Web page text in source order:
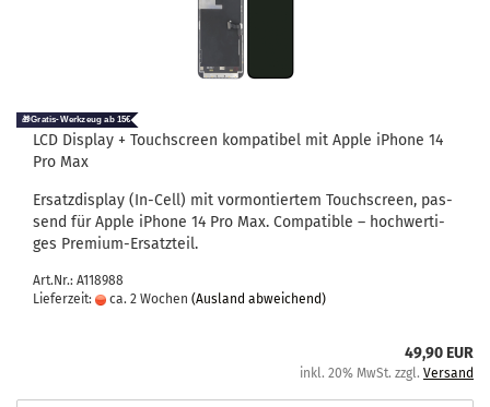
LCD Dis­play + Touch­screen kom­pa­ti­bel mit Apple iPho­ne 14
Pro Max
Er­satz­dis­play (In-​Cell) mit vor­mon­tier­tem Touch­screen, pas­
send für Apple iPho­ne 14 Pro Max. Com­pa­ti­ble – hoch­wer­ti­
ges Premium-​Ersatzteil.
Art.Nr.: A118988
Lieferzeit:
ca. 2 Wochen (Ausland abweichend)
49,90 EUR
inkl. 20% MwSt. zzgl. Versand